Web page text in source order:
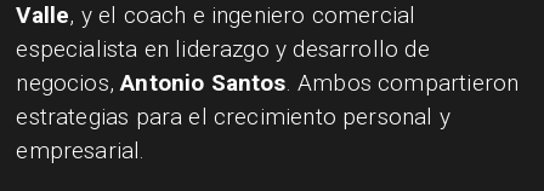
Valle, y el coach e ingeniero comercial
especialista en liderazgo y desarrollo de
negocios,Antonio Santos. Ambos compartieron
estrategias para el crecimiento personal y
empresarial.